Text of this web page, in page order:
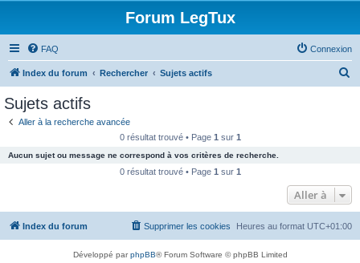
Forum LegTux
FAQ Connexion
Index du forum Rechercher Sujets actifs
c
e
Sujets actifs
Aller à la recherche avancée
0 résultat trouvé • Page 1 sur 1
Aucun sujet ou message ne correspond à vos critères de recherche.
0 résultat trouvé • Page 1 sur 1
Aller à
Index du forum Heures au format UTC+01:00
Supprimer les cookies
Développé parphpBB® Forum Software © phpBB Limited